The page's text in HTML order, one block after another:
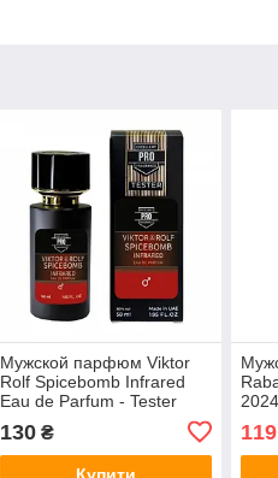
Мужской парфюм Viktor
Rolf Spicebomb Infrared
Eau de Parfum - Tester
130₴